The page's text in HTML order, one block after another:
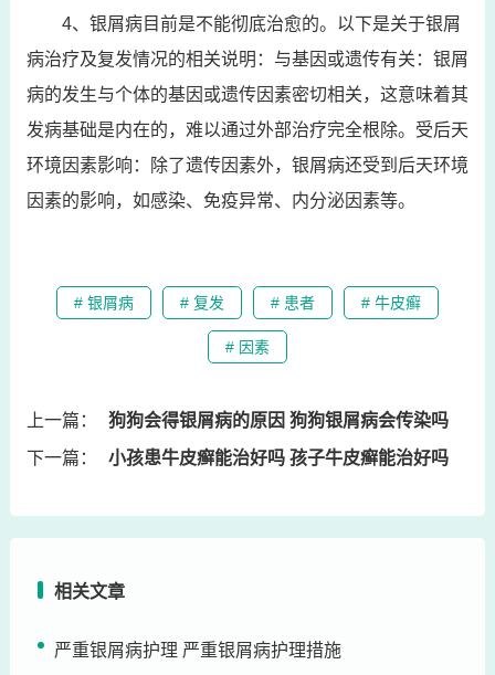
4、银屑病目前是不能彻底治愈的。以下是关于银屑
病治疗及复发情况的相关说明：与基因或遗传有关：银屑
病的发生与个体的基因或遗传因素密切相关，这意味着其
发病基础是内在的，难以通过外部治疗完全根除。受后天
环境因素影响：除了遗传因素外，银屑病还受到后天环境
因素的影响，如感染、免疫异常、内分泌因素等。
# 银屑病 # 复发 # 患者 # 牛皮癣
# 因素
上一篇：
狗狗会得银屑病的原因 狗狗银屑病会传染吗
下一篇：
小孩患牛皮癣能治好吗 孩子牛皮癣能治好吗
相关文章
严重银屑病护理 严重银屑病护理措施